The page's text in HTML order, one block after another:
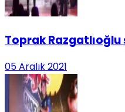
Toprak
05 Aralık 2021